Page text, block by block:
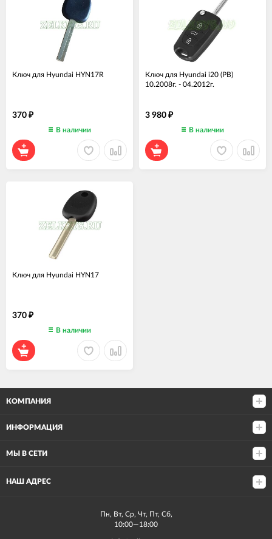
Ключ для Hyundai HYN17R
370 ₽
В наличии
Ключ для Hyundai i20 (PB)
10.2008г. - 04.2012г.
3 980 ₽
В наличии
Ключ для Hyundai HYN17
370 ₽
В наличии
КОМПАНИЯ
ИНФОРМАЦИЯ
МЫ В СЕТИ
НАШ АДРЕС
Пн, Вт, Ср, Чт, Пт, Сб,
10:00—18:00